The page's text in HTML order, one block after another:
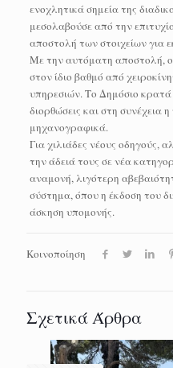
ενοχλητικά σημεία της
μεσολαβούσε από την
αποστολή των στοιχείων για
Με την αυτόματη αποστολή,
στον ίδιο βαθμό από
υπηρεσιών. Το Δημόσιο
διορθώσεις και στη συνέχεια
μηχανογραφικά.
Για χιλιάδες νέους οδηγούς,
την άδειά τους σε νέα
αναμονή, λιγότερη
σύστημα, όπου η έκδοση του
άσκηση υπομονής.
Κοινοποίηση
Σχετικά Άρθρα